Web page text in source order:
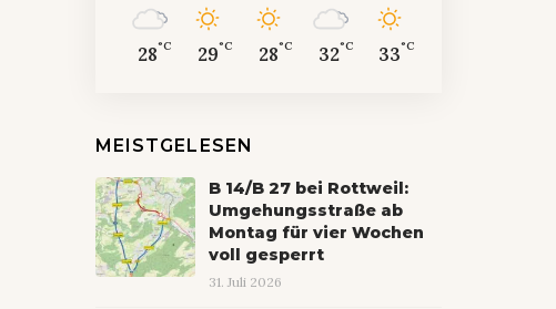
28°C 29°C 28°C 32°C 33°C
MEISTGELESEN
B 14/B 27 bei Rottweil:
Umgehungsstraße ab
Montag für vier Wochen
voll gesperrt
31. Juli 2026